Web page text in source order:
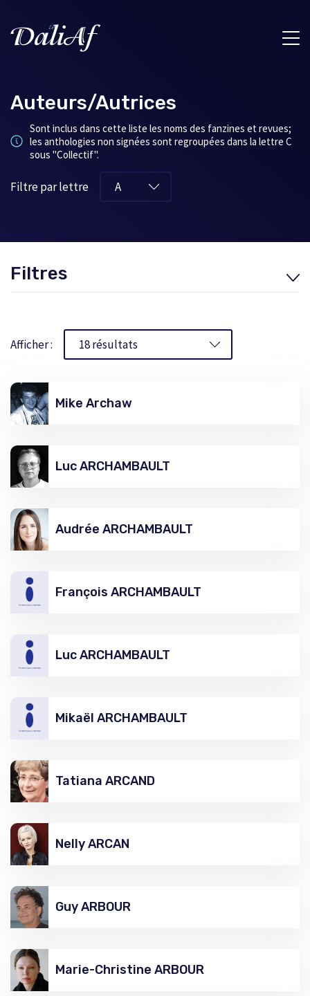
Auteurs/Autrices
Sont inclus dans cette liste les noms des fanzines et revues;
les anthologies non signées sont regroupées dans la lettre C
sous "Collectif".
Filtre par lettre
Filtres
Afficher :
Mike Archaw
Luc ARCHAMBAULT
Audrée ARCHAMBAULT
François ARCHAMBAULT
Luc ARCHAMBAULT
Mikaël ARCHAMBAULT
Tatiana ARCAND
Nelly ARCAN
Guy ARBOUR
Marie-Christine ARBOUR